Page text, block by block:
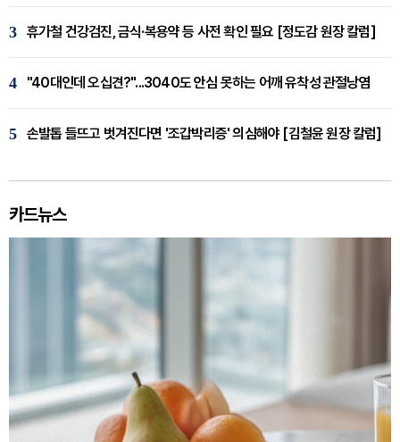
3 휴가철 건강검진, 금식·복용약 등 사전 확인 필요 [정도감 원장 칼럼]
4 "40대인데 오십견?"...3040도 안심 못하는 어깨 유착성 관절낭염
5 손발톱 들뜨고 벗겨진다면 '조갑박리증' 의심해야 [김철윤 원장 칼럼]
카드뉴스